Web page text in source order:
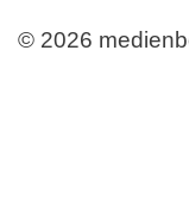
© 2026